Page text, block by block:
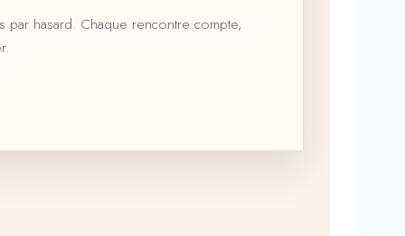
par hasard. Chaque rencontre compte,